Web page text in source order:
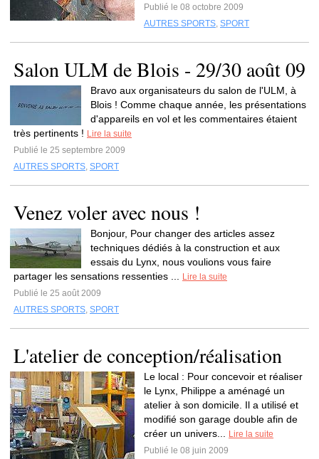
Publié le 08 octobre 2009
AUTRES SPORTS, SPORT
Salon ULM de Blois - 29/30 août 09
Bravo aux organisateurs du salon de l'ULM, à
Blois ! Comme chaque année, les présentations
d'appareils en vol et les commentaires étaient
très pertinents ! Lire la suite
Publié le 25 septembre 2009
AUTRES SPORTS, SPORT
Venez voler avec nous !
Bonjour, Pour changer des articles assez
techniques dédiés à la construction et aux
essais du Lynx, nous voulions vous faire
partager les sensations ressenties ...
Lire la suite
Publié le 25 août 2009
AUTRES SPORTS, SPORT
L'atelier de conception/réalisation
Le local : Pour concevoir et réaliser
le Lynx, Philippe a aménagé un
atelier à son domicile. Il a utilisé et
modifié son garage double afin de
créer un univers...
Lire la suite
Publié le 08 juin 2009